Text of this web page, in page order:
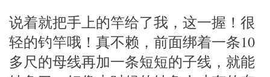
说着就把手上的竿给了我，这一握！很
轻的钓竿哦！真不赖，前面绑着一条10
多尺的母线再加一条短短的子线，就能